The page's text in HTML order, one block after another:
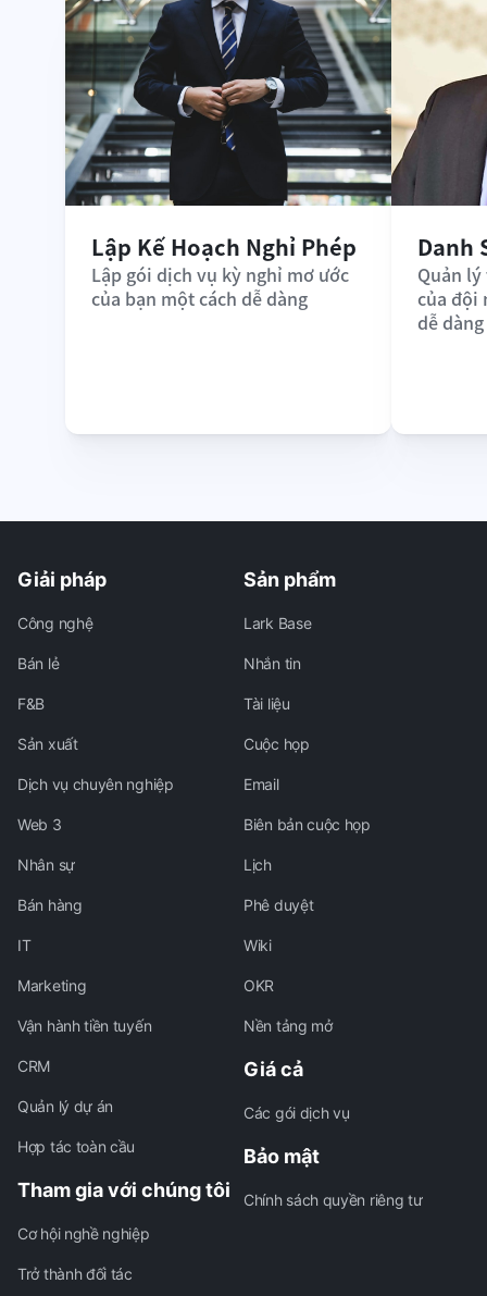
Lập Kế Hoạch Nghỉ Phép
Lập gói dịch vụ kỳ nghỉ mơ ước
của bạn một cách dễ dàng
Danh
Quản
của đội
dễ dàng
Giải pháp
Công nghệ
Bán lẻ
F&B
Sản xuất
Dịch vụ chuyên nghiệp
Web 3
Nhân sự
Bán hàng
IT
Marketing
Vận hành tiền tuyến
CRM
Quản lý dự án
Hợp tác toàn cầu
Tham gia với chúng tôi
Cơ hội nghề nghiệp
Trở thành đối tác
Sản phẩm
Lark Base
Nhắn tin
Tài liệu
Cuộc họp
Email
Biên bản cuộc họp
Lịch
Phê duyệt
Wiki
OKR
Nền tảng mở
Giá cả
Các gói dịch vụ
Bảo mật
Chính sách quyền riêng tư